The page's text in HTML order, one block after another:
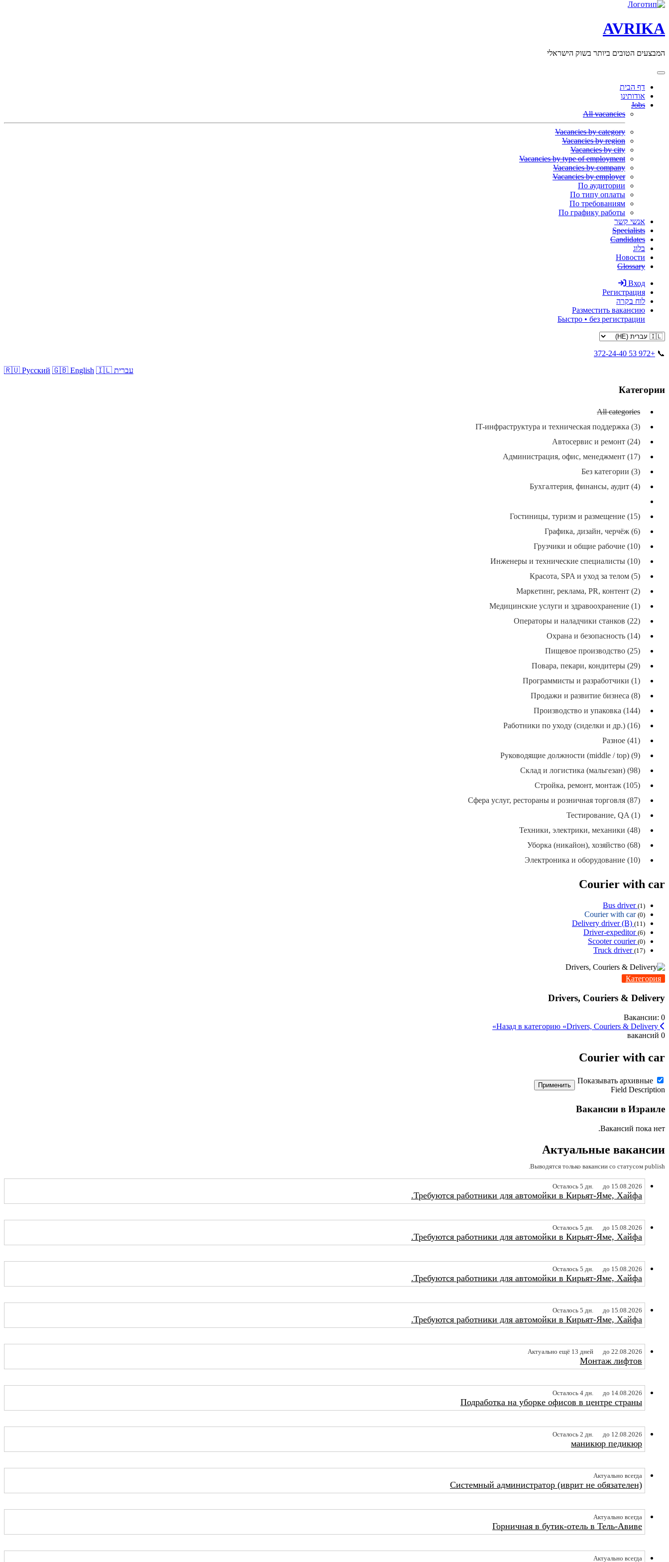
AVRIKA
המבצעים הטובים ביותר בשוק הישראלי
דף הבית
אודותינו
Jobs
All vacancies
Vacancies by category
Vacancies by region
Vacancies by city
Vacancies by type of employment
Vacancies by company
Vacancies by employer
По аудитории
По типу оплаты
По требованиям
По графику работы
אנשי קשר
Specialists
Candidates
בלוג
Новости
Glossary
Вход
Регистрация
לוח בקרה
Разместить вакансию
Быстро • без регистрации
📞
+972 53 372-24-40
🇷🇺 Русский 🇬🇧 English 🇮🇱 עברית
Категории
All categories
IT-инфраструктура и техническая поддержка (3)
Автосервис и ремонт (24)
Администрация, офис, менеджмент (17)
Без категории (3)
Бухгалтерия, финансы, аудит (4)
Гостиницы, туризм и размещение (15)
Графика, дизайн, черчёж (6)
Грузчики и общие рабочие (10)
Инженеры и технические специалисты (10)
Красота, SPA и уход за телом (5)
Маркетинг, реклама, PR, контент (2)
Медицинские услуги и здравоохранение (1)
Операторы и наладчики станков (22)
Охрана и безопасность (14)
Пищевое производство (25)
Повара, пекари, кондитеры (29)
Программисты и разработчики (1)
Продажи и развитие бизнеса (8)
Производство и упаковка (144)
Работники по уходу (сиделки и др.) (16)
Разное (41)
Руководящие должности (middle / top) (9)
Склад и логистика (мальгезан) (98)
Стройка, ремонт, монтаж (105)
Сфера услуг, рестораны и розничная торговля (87)
Тестирование, QA (1)
Техники, электрики, механики (48)
Уборка (никайон), хозяйство (68)
Электроника и оборудование (10)
Courier with car
Bus driver (1)
Courier with car (0)
Delivery driver (B) (11)
Driver-expeditor (6)
Scooter courier (0)
Truck driver (17)
Категория
Drivers, Couriers & Delivery
Вакансии: 0
0 вакансий
Courier with car
Показывать архивные
Field Description
Применить
Вакансии в Израиле
Вакансий пока нет.
Актуальные вакансии
Выводятся только вакансии со статусом publish.
Осталось 5 дн. до 15.08.2026
Требуются работники для автомойки в Кирьят-Яме, Хайфа.
Осталось 5 дн. до 15.08.2026
Требуются работники для автомойки в Кирьят-Яме, Хайфа.
Осталось 5 дн. до 15.08.2026
Требуются работники для автомойки в Кирьят-Яме, Хайфа.
Осталось 5 дн. до 15.08.2026
Требуются работники для автомойки в Кирьят-Яме, Хайфа.
Актуально ещё 13 дней до 22.08.2026
Монтаж лифтов
Осталось 4 дн. до 14.08.2026
Подработка на уборке офисов в центре страны
Осталось 2 дн. до 12.08.2026
маникюр педикюр
Актуально всегда
Системный администратор (иврит не обязателен)
Актуально всегда
Горничная в бутик-отель в Тель-Авиве
Актуально всегда